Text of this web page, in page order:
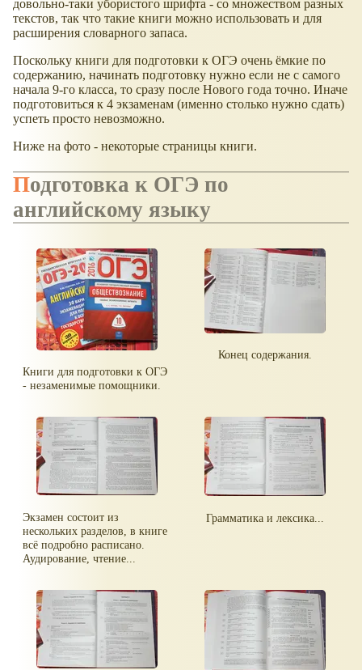
довольно-таки убористого шрифта - со множеством разных
текстов, так что такие книги можно использовать и для
расширения словарного запаса.
Поскольку книги для подготовки к ОГЭ очень ёмкие по
содержанию, начинать подготовку нужно если не с самого
начала 9-го класса, то сразу после Нового года точно. Иначе
подготовиться к 4 экзаменам (именно столько нужно сдать)
успеть просто невозможно.
Ниже на фото - некоторые страницы книги.
Подготовка к ОГЭ по
английскому языку
Книги для подготовки к ОГЭ
- незаменимые помощники.
Конец содержания.
Экзамен состоит из
нескольких разделов, в книге
всё подробно расписано.
Аудирование, чтение...
Грамматика и лексика...